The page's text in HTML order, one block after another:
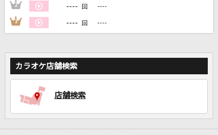
2 ---- 回 ----
3 ---- 回 ----
カラオケ店舗検索
店舗検索